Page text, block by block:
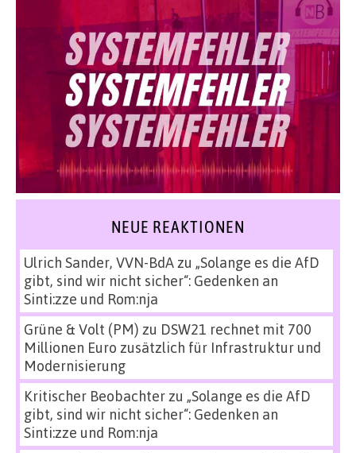
NEUE REAKTIONEN
Ulrich Sander, VVN-BdAzu „Solange es die AfD
gibt, sind wir nicht sicher“: Gedenken an
Sinti:zze und Rom:nja
Grüne & Volt (PM) zu DSW21 rechnet mit 700
Millionen Euro zusätzlich für Infrastruktur und
Modernisierung
Kritischer Beobachterzu „Solange es die AfD
gibt, sind wir nicht sicher“: Gedenken an
Sinti:zze und Rom:nja